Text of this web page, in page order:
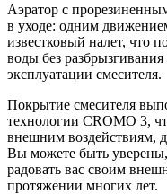
Аэратор с
в уходе: одним
известковый налет, что
воды без
эксплуатации смесителя.
Покрытие смесителя
технологии CROMO 3,
внешним воздействиям,
Вы можете быть уверены,
радовать вас своим
протяжении многих лет.